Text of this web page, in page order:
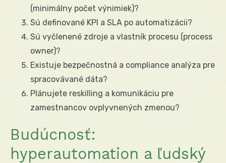
(minimálny počet výnimiek)?
Sú definované KPI a SLA po automatizácii?
Sú vyčlenené zdroje a vlastník procesu (process
owner)?
Existuje bezpečnostná a compliance analýza pre
spracovávané dáta?
Plánujete reskilling a komunikáciu pre
zamestnancov ovplyvnených zmenou?
Budúcnosť:
hyperautomation a ľudský